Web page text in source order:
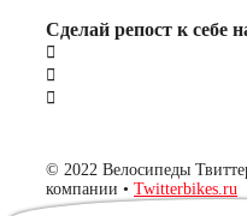
Сделай репост к себе
© 2022 Велосипеды
компании • Twitterbikes.ru